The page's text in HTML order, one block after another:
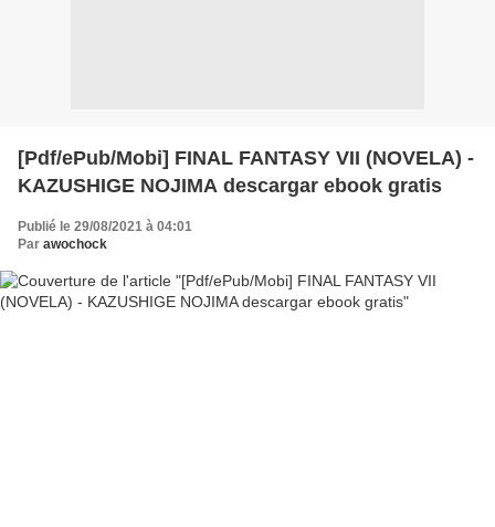
[Pdf/ePub/Mobi] FINAL FANTASY VII (NOVELA) -
KAZUSHIGE NOJIMA descargar ebook gratis
Publié le 29/08/2021 à 04:01
Par awochock